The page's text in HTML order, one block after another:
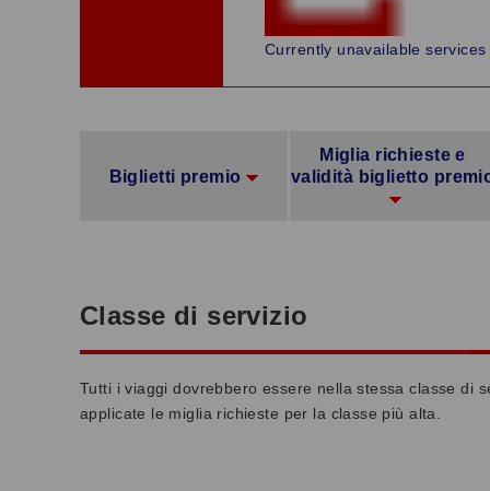
Currently unavailable services
Biglietti premio
Miglia richieste e
validità biglietto
Classe di servizio
Tutti i viaggi dovrebbero essere nella stessa classe di
applicate le miglia richieste per la classe più alta.